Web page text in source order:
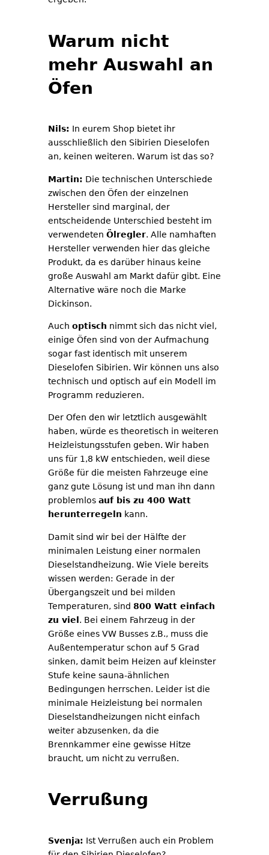
Warum nicht
mehr Auswahl an
Öfen
Nils: In eurem Shop bietet ihr
ausschließlich den Sibirien Dieselofen
an, keinen weiteren. Warum ist das so?
Martin: Die technischen Unterschiede
zwischen den Öfen der einzelnen
Hersteller sind marginal, der
entscheidende Unterschied besteht im
verwendeten Ölregler. Alle namhaften
Hersteller verwenden hier das gleiche
Produkt, da es darüber hinaus keine
große Auswahl am Markt dafür gibt. Eine
Alternative wäre noch die Marke
Dickinson.
Auch optisch nimmt sich das nicht viel,
einige Öfen sind von der Aufmachung
sogar fast identisch mit unserem
Dieselofen Sibirien. Wir können uns also
technisch und optisch auf ein Modell im
Programm reduzieren.
Der Ofen den wir letztlich ausgewählt
haben, würde es theoretisch in weiteren
Heizleistungsstufen geben. Wir haben
uns für 1,8 kW entschieden, weil diese
Größe für die meisten Fahrzeuge eine
ganz gute Lösung ist und man ihn dann
problemlos auf bis zu 400 Watt
herunterregeln kann.
Damit sind wir bei der Hälfte der
minimalen Leistung einer normalen
Dieselstandheizung. Wie Viele bereits
wissen werden: Gerade in der
Übergangszeit und bei milden
Temperaturen, sind 800 Watt einfach
zu viel . Bei einem Fahrzeug in der
Größe eines VW Busses z.B., muss die
Außentemperatur schon auf 5 Grad
sinken, damit beim Heizen auf kleinster
Stufe keine sauna-ähnlichen
Bedingungen herrschen. Leider ist die
minimale Heizleistung bei normalen
Dieselstandheizungen nicht einfach
weiter abzusenken, da die
Brennkammer eine gewisse Hitze
braucht, um nicht zu verrußen.
Verrußung
Svenja: Ist Verrußen auch ein Problem